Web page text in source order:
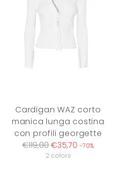
Cardigan WAZ corto
manica lunga costina
con profili georgette
Regular
€119,00€35,70 -70%
2 colors